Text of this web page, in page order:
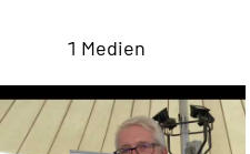
1 Medien